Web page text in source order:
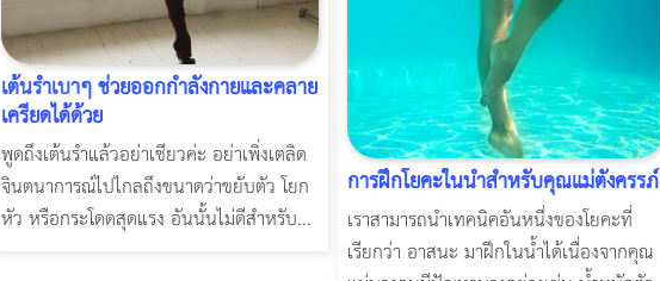
เต้นรำเบาๆ ช่วยออกกำลังกายและคลาย
เครียดได้ด้วย
พูดถึงเต้นรำแล้วอย่าเชียวค่ะ อย่าเพิ่งเตลิด
จินตนาการณ์ไปไกลถึงขนาดว่าขยับตัว โยก
หัว หรือกระโดดสุดแรง อันนั้นไม่ดีสำหรับ...
การฝึกโยคะในน้ำสำหรับคุณแม่ตั้งครรภ์
เราสามารถนำเทคนิคอันหนึ่งของโยคะที่
เรียกว่า อาสนะ มาฝึกในน้ำได้เนื่องจากคุณ